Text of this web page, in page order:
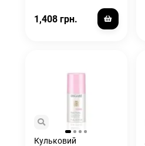
1,408 грн.
Кульковий